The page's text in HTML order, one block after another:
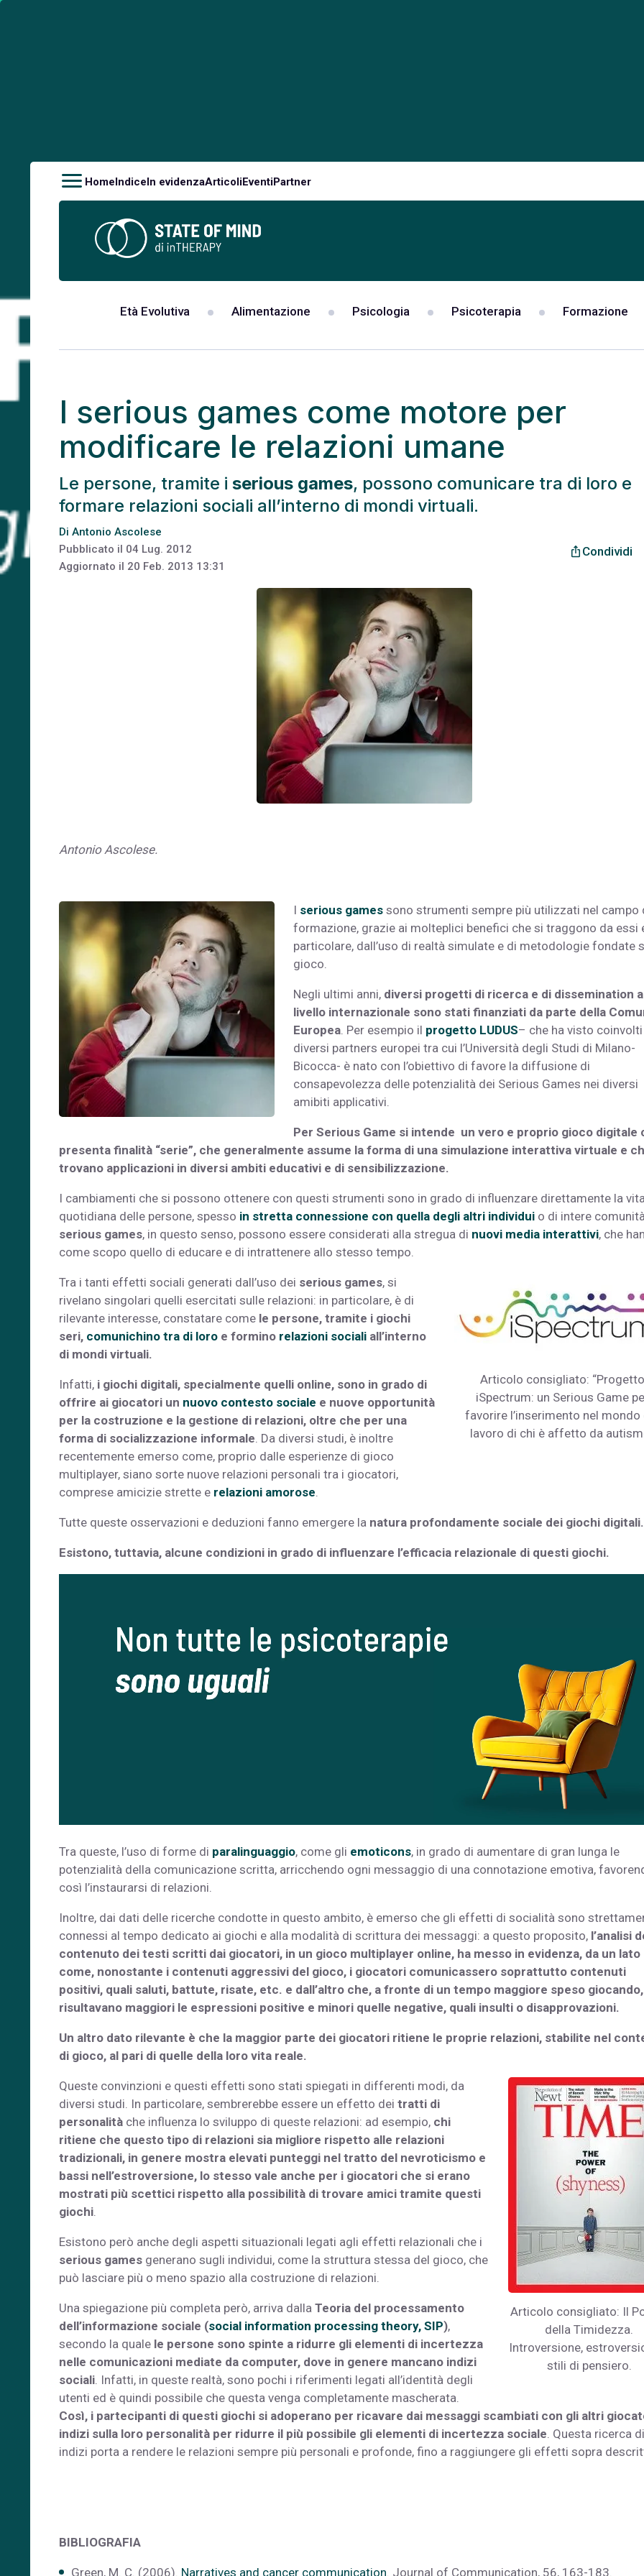
HomeIndiceIn evidenzaArticoliEventiPartner
Età Evolutiva Alimentazione Psicologia Psicoterapia Formazione
I serious games come motore per
modificare le relazioni umane
Le persone, tramite i serious games, possono comunicare tra di loro e
formare relazioni sociali all’interno di mondi virtuali.
Di Antonio Ascolese
Pubblicato il 04 Lug. 2012
Aggiornato il 20 Feb. 2013 13:31
ios_share Condividi
Antonio Ascolese.
I serious gamessono strumenti sempre più utilizzati nel campo
formazione, grazie ai molteplici benefici che si traggono da essi
particolare, dall’uso di realtà simulate e di metodologie fondate
gioco.
Negli ultimi anni, diversi progetti di ricerca e di dissemination a
livello internazionale sono stati finanziati da parte della
Europea. Per esempio il progetto LUDUS– che ha visto coinvolti
diversi partners europei tra cui l’Università degli Studi di Milano-
Bicocca- è nato con l’obiettivo di favore la diffusione di
consapevolezza delle potenzialità dei Serious Games nei diversi
amibiti applicativi.
Per Serious Game si intende un vero e proprio gioco digitale
presenta finalità “serie”, che generalmente assume la forma di una simulazione interattiva virtuale e
trovano applicazioni in diversi ambiti educativi e di sensibilizzazione.
I cambiamenti che si possono ottenere con questi strumenti sono in grado di influenzare direttamente la
quotidiana delle persone, spesso in stretta connessione con quella degli altri individui o di intere
serious games, in questo senso, possono essere considerati alla stregua di nuovi media interattivi, che
come scopo quello di educare e di intrattenere allo stesso tempo.
Articolo consigliato: “Progetto
iSpectrum: un Serious Game
favorire l’inserimento nel mondo
lavoro di chi è affetto da
Tra i tanti effetti sociali generati dall’uso dei serious games, si
rivelano singolari quelli esercitati sulle relazioni: in particolare, è di
rilevante interesse, constatare come le persone, tramite i giochi
seri, comunichino tra di loro e formino relazioni sociali all’interno
di mondi virtuali.
Infatti, i giochi digitali, specialmente quelli online, sono in grado di
offrire ai giocatori un nuovo contesto sociale e nuove opportunità
per la costruzione e la gestione di relazioni, oltre che per una
forma di socializzazione informale. Da diversi studi, è inoltre
recentemente emerso come, proprio dalle esperienze di gioco
multiplayer, siano sorte nuove relazioni personali tra i giocatori,
comprese amicizie strette e relazioni amorose.
Tutte queste osservazioni e deduzioni fanno emergere la natura profondamente sociale dei giochi digitali.
Esistono, tuttavia, alcune condizioni in grado di influenzare l’efficacia relazionale di questi giochi.
Tra queste, l’uso di forme di paralinguaggio, come gli emoticons, in grado di aumentare di gran lunga le
potenzialità della comunicazione scritta, arricchendo ogni messaggio di una connotazione emotiva,
così l’instaurarsi di relazioni.
Inoltre, dai dati delle ricerche condotte in questo ambito, è emerso che gli effetti di socialità sono
connessi al tempo dedicato ai giochi e alla modalità di scrittura dei messaggi: a questo proposito, l’analisi
contenuto dei testi scritti dai giocatori, in un gioco multiplayer online, ha messo in evidenza, da un lato
come, nonostante i contenuti aggressivi del gioco, i giocatori comunicassero soprattutto contenuti
positivi, quali saluti, battute, risate, etc. e dall’altro che, a fronte di un tempo maggiore speso giocando,
risultavano maggiori le espressioni positive e minori quelle negative, quali insulti o disapprovazioni.
Un altro dato rilevante è che la maggior parte dei giocatori ritiene le proprie relazioni, stabilite nel
di gioco, al pari di quelle della loro vita reale.
Articolo consigliato: Il
della Timidezza.
Introversione,
stili di pensiero.
Queste convinzioni e questi effetti sono stati spiegati in differenti modi, da
diversi studi. In particolare, sembrerebbe essere un effetto dei tratti di
personalità che influenza lo sviluppo di queste relazioni: ad esempio, chi
ritiene che questo tipo di relazioni sia migliore rispetto alle relazioni
tradizionali, in genere mostra elevati punteggi nel tratto del nevroticismo e
bassi nell’estroversione, lo stesso vale anche per i giocatori che si erano
mostrati più scettici rispetto alla possibilità di trovare amici tramite questi
giochi.
Esistono però anche degli aspetti situazionali legati agli effetti relazionali che i
serious games generano sugli individui, come la struttura stessa del gioco, che
può lasciare più o meno spazio alla costruzione di relazioni.
Una spiegazione più completa però, arriva dalla Teoria del processamento
dell’informazione sociale (social information processing theory, SIP),
secondo la quale le persone sono spinte a ridurre gli elementi di incertezza
nelle comunicazioni mediate da computer, dove in genere mancano indizi
sociali. Infatti, in queste realtà, sono pochi i riferimenti legati all’identità degli
utenti ed è quindi possibile che questa venga completamente mascherata.
Così, i partecipanti di questi giochi si adoperano per ricavare dai messaggi scambiati con gli altri
indizi sulla loro personalità per ridurre il più possibile gli elementi di incertezza sociale. Questa ricerca di
indizi porta a rendere le relazioni sempre più personali e profonde, fino a raggiungere gli effetti sopra
BIBLIOGRAFIA
Green, M. C. (2006). Narratives and cancer communication . Journal of Communication, 56, 163-183.